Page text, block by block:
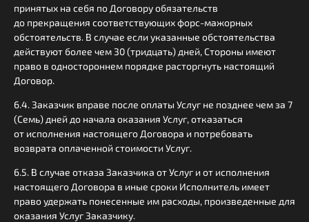
принятых на себя по Договору обязательств
до прекращения соответствующих форс-мажорных
обстоятельств. В случае если указанные обстоятельства
действуют более чем 30 (тридцать) дней, Стороны имеют
право в одностороннем порядке расторгнуть настоящий
Договор.
6.4. Заказчик вправе после оплаты Услуг не позднее чем за 7
(Семь) дней до начала оказания Услуг, отказаться
от исполнения настоящего Договора и потребовать
возврата оплаченной стоимости Услуг.
6.5. В случае отказа Заказчика от Услуг и от исполнения
настоящего Договора в иные сроки Исполнитель имеет
право удержать понесенные им расходы, произведенные для
оказания Услуг Заказчику.